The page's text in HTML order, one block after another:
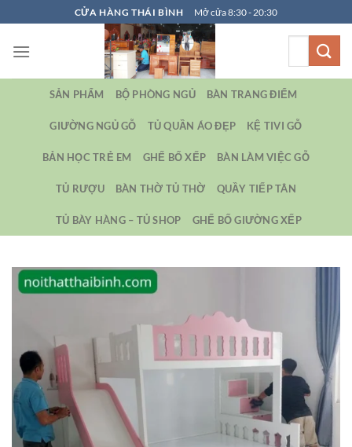
qua
nội
CỬA HÀNG THÁI BÌNH Mở cửa 8:30 - 20:30
SẢN PHẨM BỘ PHÒNG NGỦ BÀN TRANG ĐIỂM
GIƯỜNG NGỦ GỖ TỦ QUẦN ÁO ĐẸP KỆ TIVI GỖ
BẢN HỌC TRẺ EM GHẾ BỐ XẾP BÀN LÀM VIỆC GỖ
TỦ RƯỢU BÀN THỜ TỦ THỜ QUẦY TIẾP TÂN
TỦ BÀY HÀNG – TỦ SHOP GHẾ BỐ GIƯỜNG XẾP